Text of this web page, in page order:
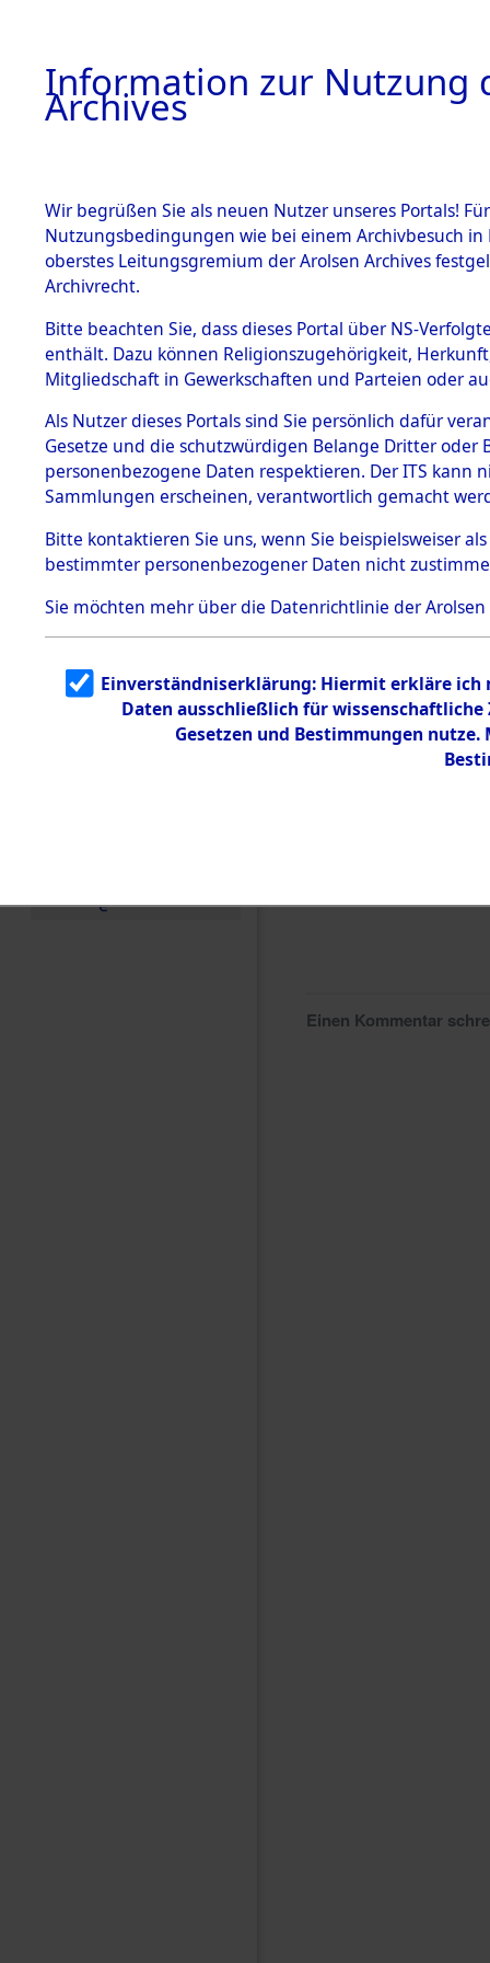
BESTÄNDE
1.
mente
5. Verschiedenes
5.3
Todesmärsche
5.3.1 Alliierte
Erhebungen
zu
Todesmärsch
en
5.3.2
g
5.3.3
Todesmärsch
e
0001
Einen Kommentar
Information zur Nutzung
Archives
Wir begrüßen Sie als neuen Nutzer unseres Portals!
Nutzungsbedingungen wie bei einem Archivbesuch
oberstes Leitungsgremium der Arolsen Archives
Archivrecht.
Bitte beachten Sie, dass dieses Portal über NS-
enthält. Dazu können Religionszugehörigkeit,
Mitgliedschaft in Gewerkschaften und Parteien oder
Als Nutzer dieses Portals sind Sie persönlich dafür
Gesetze und die schutzwürdigen Belange Dritter
personenbezogene Daten respektieren. Der ITS
Sammlungen erscheinen, verantwortlich gemacht
Bitte kontaktieren Sie uns, wenn Sie beispielsweiser
bestimmter personenbezogener Daten nicht
Sie möchten mehr über die Datenrichtlinie der Arolsen
Einverständniserklärung: Hiermit erkläre ich
Daten ausschließlich für
Gesetzen und Bestimmungen